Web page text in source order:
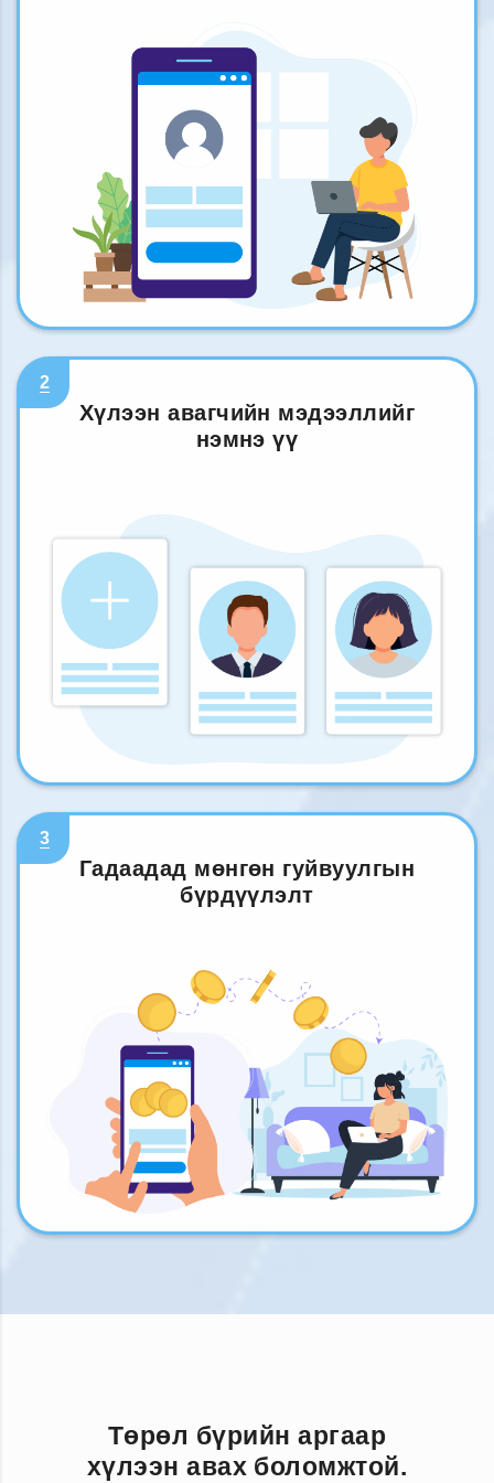
2
Хүлээн авагчийн мэдээллийг
нэмнэ үү
3
Гадаадад мөнгөн гуйвуулгын
бүрдүүлэлт
Төрөл бүрийн аргаар
хүлээн авах боломжтой.